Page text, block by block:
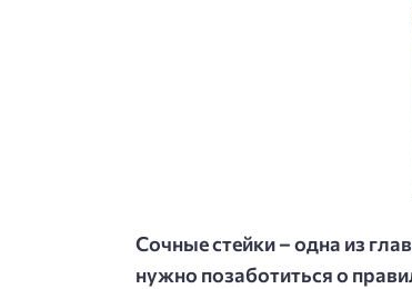
Сочные стейки – одна из
нужно позаботиться о